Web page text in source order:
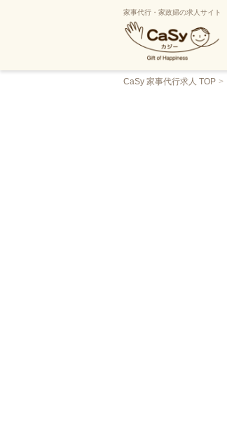
家事代行・家政婦の求人サイト
CaSy 家事代行求人 TOP